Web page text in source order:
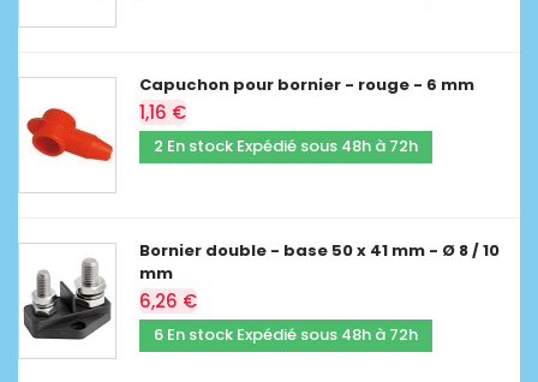
Capuchon pour bornier - rouge - 6 mm
1,16 €
2 En stock Expédié sous 48h à 72h
Bornier double - base 50 x 41 mm - Ø 8 / 10
mm
6,26 €
6 En stock Expédié sous 48h à 72h